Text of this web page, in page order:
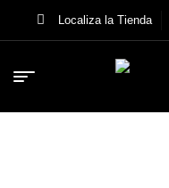
Localiza la Tienda